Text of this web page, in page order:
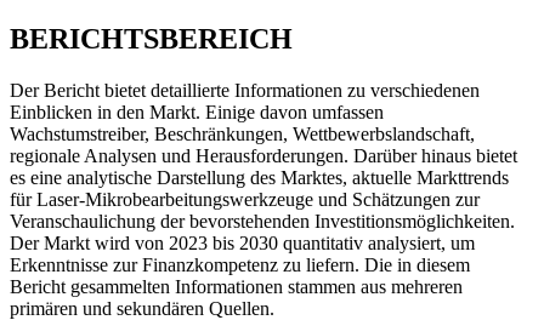
BERICHTSBEREICH
Der Bericht bietet detaillierte Informationen zu verschiedenen
Einblicken in den Markt. Einige davon umfassen
Wachstumstreiber, Beschränkungen, Wettbewerbslandschaft,
regionale Analysen und Herausforderungen. Darüber hinaus bietet
es eine analytische Darstellung des Marktes, aktuelle Markttrends
für Laser-Mikrobearbeitungswerkzeuge und Schätzungen zur
Veranschaulichung der bevorstehenden Investitionsmöglichkeiten.
Der Markt wird von 2023 bis 2030 quantitativ analysiert, um
Erkenntnisse zur Finanzkompetenz zu liefern. Die in diesem
Bericht gesammelten Informationen stammen aus mehreren
primären und sekundären Quellen.